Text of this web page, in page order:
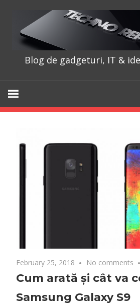
content
Blog de gadgeturi, IT &
February 25, 2018 No comments
Cum arată și cât va
Samsung Galaxy S9